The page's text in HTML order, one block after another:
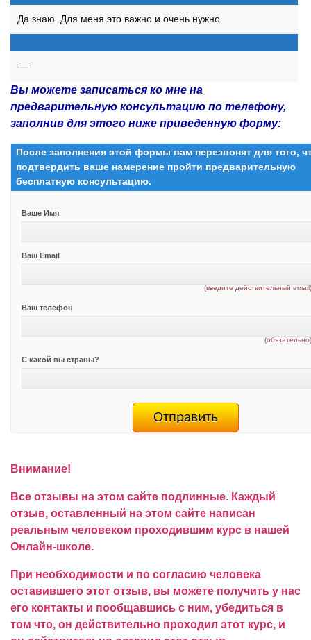
Да знаю. Для меня это важно и очень нужно
—
Вы можете записаться ко мне на
предварительную консультацию по телефону,
заполнив для этого ниже приведенную форму:
После заполнения этой формы вам перезвонят для того,
подтвердить ваше намерение пройти предварительную
бесплатную консультацию.
Ваше Имя
Ваш Email
(введите действительный
Ваш телефон
С какой вы страны?
Внимание!
Все отзывы на этом сайте подлинные. Каждый
отзыв, оставленный на этом сайте написан
реальным человеком проходившим курс в нашей
Онлайн-школе.
При необходимости и по согласию человека
оставившего этот отзыв, вы можете получить у нас
его контакты и пообщавшись с ним, убедиться в
том что, он действительно проходил этот курс, и